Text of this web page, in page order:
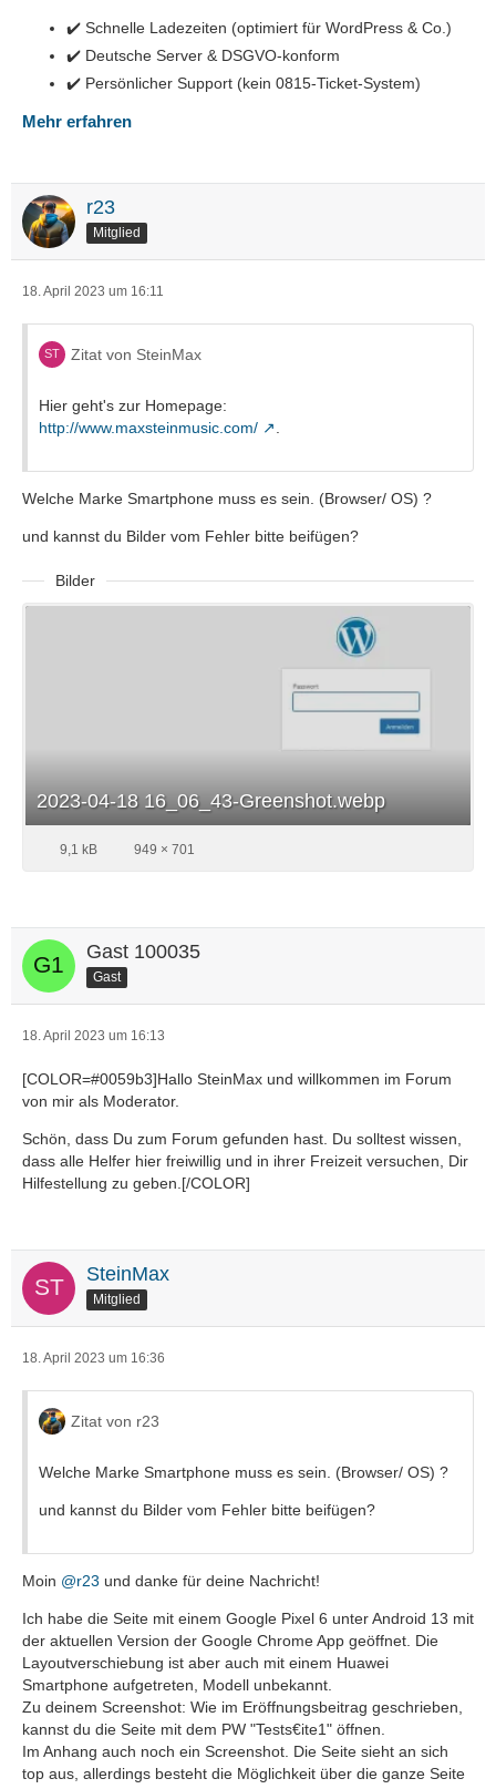
✔️ Schnelle Ladezeiten (optimiert für WordPress & Co.)
✔️ Deutsche Server & DSGVO-konform
✔️ Persönlicher Support (kein 0815-Ticket-System)
Mehr erfahren
r23
Mitglied
18. April 2023 um 16:11
Zitat von SteinMax
Hier geht's zur Homepage:
http://www.maxsteinmusic.com/
.
Welche Marke Smartphone muss es sein. (Browser/ OS) ?
und kannst du Bilder vom Fehler bitte beifügen?
Bilder
2023-04-18 16_06_43-Greenshot.webp
9,1 kB 949 × 701
Gast 100035
Gast
18. April 2023 um 16:13
[COLOR=#0059b3]Hallo SteinMax und willkommen im Forum
von mir als Moderator.
Schön, dass Du zum Forum gefunden hast. Du solltest wissen,
dass alle Helfer hier freiwillig und in ihrer Freizeit versuchen, Dir
Hilfestellung zu geben.[/COLOR]
SteinMax
Mitglied
18. April 2023 um 16:36
Zitat von r23
Welche Marke Smartphone muss es sein. (Browser/ OS) ?
und kannst du Bilder vom Fehler bitte beifügen?
Moin @r23 und danke für deine Nachricht!
Ich habe die Seite mit einem Google Pixel 6 unter Android 13 mit
der aktuellen Version der Google Chrome App geöffnet. Die
Layoutverschiebung ist aber auch mit einem Huawei
Smartphone aufgetreten, Modell unbekannt.
Zu deinem Screenshot: Wie im Eröffnungsbeitrag geschrieben,
kannst du die Seite mit dem PW "Tests€ite1" öffnen.
Im Anhang auch noch ein Screenshot. Die Seite sieht an sich
top aus, allerdings besteht die Möglichkeit über die ganze Seite